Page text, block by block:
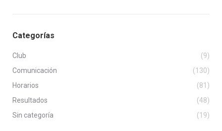
Categorías
Club
(9)
Comunicación
(130)
Horarios
(81)
Resultados
(48)
Sin categoría
(19)